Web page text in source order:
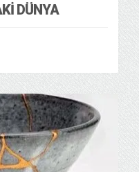
DÜNYA